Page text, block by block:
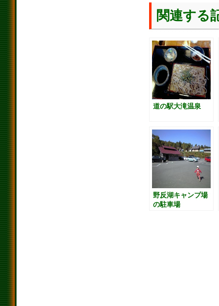
関連する
道の駅大滝温泉
野反湖キャンプ場
の駐車場